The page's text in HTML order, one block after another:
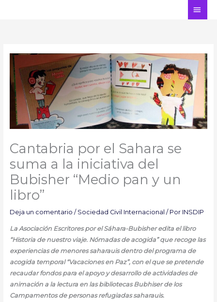
Cantabria por el Sahara se
suma a la iniciativa del
Bubisher “Medio pan y un
libro”
Deja un comentario / Sociedad Civil Internacional / Por INSDIP
La Asociación Escritores por el Sáhara-Bubisher edita el libro
“Historia de nuestro viaje. Nómadas de acogida” que recoge las
experiencias de menores saharauis dentro del programa de
acogida temporal “Vacaciones en Paz”, con el que se pretende
recaudar fondos para el apoyo y desarrollo de actividades de
animación a la lectura en las bibliotecas Bubhiser de los
Campamentos de personas refugiadas saharauis.